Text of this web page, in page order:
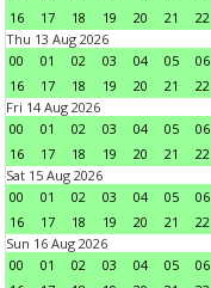
16
17 18 19 20 21 22
Thu 13 Aug 2026
00
01 02 03 04 05 06
16
17 18 19 20 21 22
Fri 14 Aug 2026
00
01 02 03 04 05 06
16
17 18 19 20 21 22
Sat 15 Aug 2026
00
01 02 03 04 05 06
16
17 18 19 20 21 22
Sun 16 Aug 2026
00
01 02 03 04 05 06